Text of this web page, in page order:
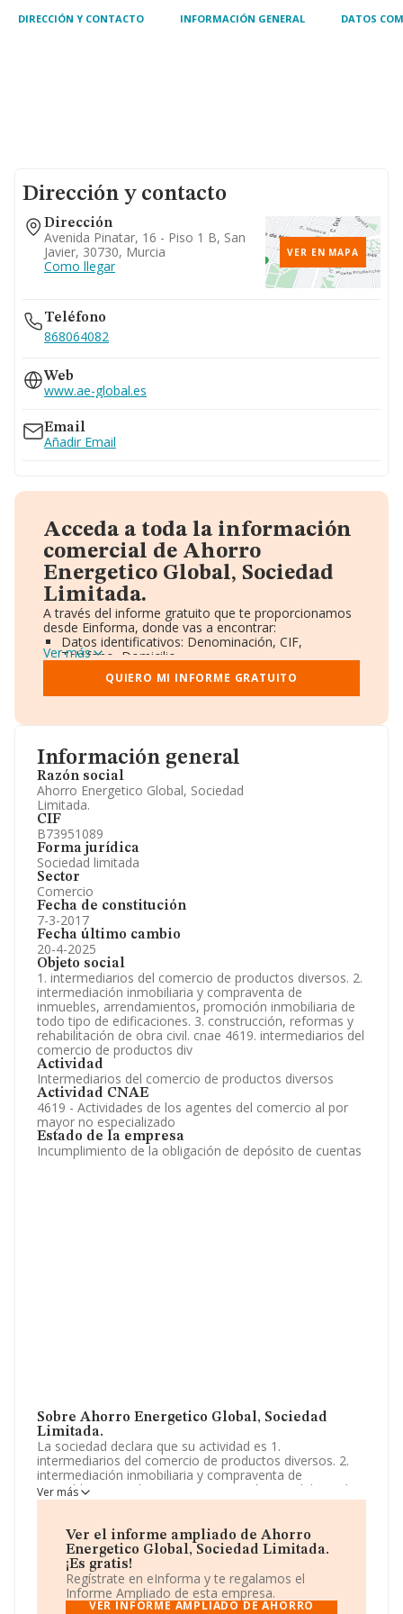
DIRECCIÓN Y CONTACTO INFORMACIÓN GENERAL DATOS
Información general
Razón social
Ahorro Energetico Global, Sociedad
Limitada.
CIF
B73951089
Forma jurídica
Sociedad limitada
Sector
Comercio
Fecha de constitución
7-3-2017
Fecha último cambio
20-4-2025
Objeto social
1. intermediarios del comercio de productos diversos. 2.
intermediación inmobiliaria y compraventa de
inmuebles, arrendamientos, promoción inmobiliaria de
todo tipo de edificaciones. 3. construcción, reformas y
rehabilitación de obra civil. cnae 4619. intermediarios del
comercio de productos div
Actividad
Intermediarios del comercio de productos diversos
Actividad CNAE
4619 - Actividades de los agentes del comercio al por
mayor no especializado
Estado de la empresa
Incumplimiento de la obligación de depósito de cuentas
Sobre Ahorro Energetico Global, Sociedad
Limitada.
La sociedad declara que su actividad es 1.
intermediarios del comercio de productos diversos. 2.
intermediación inmobiliaria y compraventa de
inmuebles, arrendamientos, promoción inmobiliaria de
todo tipo de edificaciones. 3. construcción, reformas y
comercio de productos div. La empresa es una
Sociedad Limitada. Tiene CNAE: 4619 - 'Intermediarios
del comercio de productos diversos'. La compañía no
tiene actividad en mercados exteriores.
Su página web eswww.ae-global.es.
Ver más
Ver el informe ampliado de Ahorro
Energetico Global, Sociedad Limitada.
¡Es gratis!
Regístrate en eInforma y te regalamos el
Informe Ampliado de esta empresa.
VER INFORME AMPLIADO DE AHORRO
Dirección y contacto
Dirección
Avenida Pinatar, 16 - Piso 1 B, San
Javier, 30730, Murcia
Como llegar
VER EN MAPA
Teléfono
868064082
Web
www.ae-global.es
Email
Añadir Email
Acceda a toda la información
comercial de Ahorro
Energetico Global, Sociedad
Limitada.
A través del informe gratuito que te proporcionamos
desde Einforma, donde vas a encontrar:
Datos identificativos: Denominación, CIF,
Teléfono, Domicilio.
Informe Mercantil Completo (BORME).
Gráficos de Evolución Ventas y Empleados.
Consejo de Administración y Administradores.
Accionistas.
Artículos de prensa publicados sobre la empresa.
Información oficial y registral complementaria.
Ver más
QUIERO MI INFORME GRATUITO